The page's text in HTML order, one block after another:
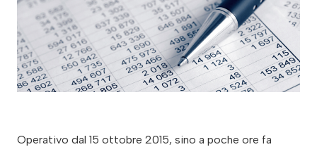
Operativo dal 15 ottobre 2015, sino a poche ore fa